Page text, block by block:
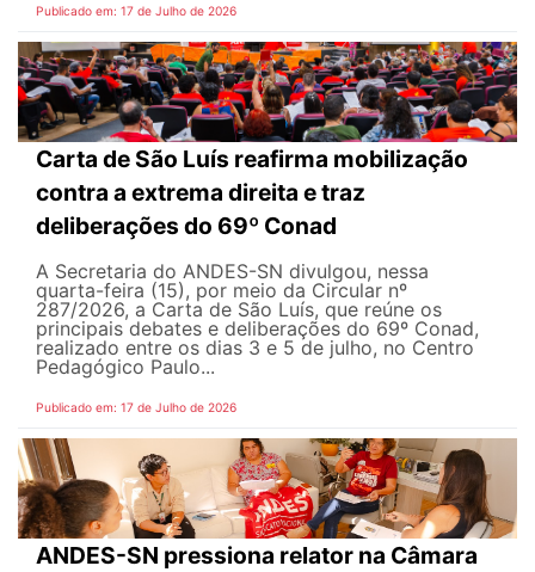
Publicado em: 17 de Julho de 2026
Carta de São Luís reafirma mobilização
contra a extrema direita e traz
deliberações do 69º Conad
A Secretaria do ANDES-SN divulgou, nessa
quarta-feira (15), por meio da Circular nº
287/2026, a Carta de São Luís, que reúne os
principais debates e deliberações do 69º Conad,
realizado entre os dias 3 e 5 de julho, no Centro
Pedagógico Paulo...
Publicado em: 17 de Julho de 2026
ANDES-SN pressiona relator na Câmara